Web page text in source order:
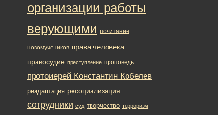
организации работы
верующими почитание
новомучеников права человека
правосудие преступление проповедь
протоиерей Константин Кобелев
реадаптация ресоциализация
сотрудники суд творчество терроризм